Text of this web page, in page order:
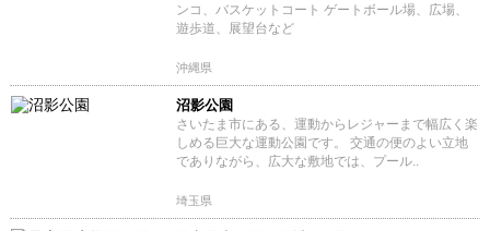
ンコ、バスケットコート ゲートボール場、広場、
遊歩道、展望台など
沖縄県
沼影公園
さいたま市にある、運動からレジャーまで幅広く楽
しめる巨大な運動公園です。 交通の便のよい立地
でありながら、広大な敷地では、プール..
埼玉県